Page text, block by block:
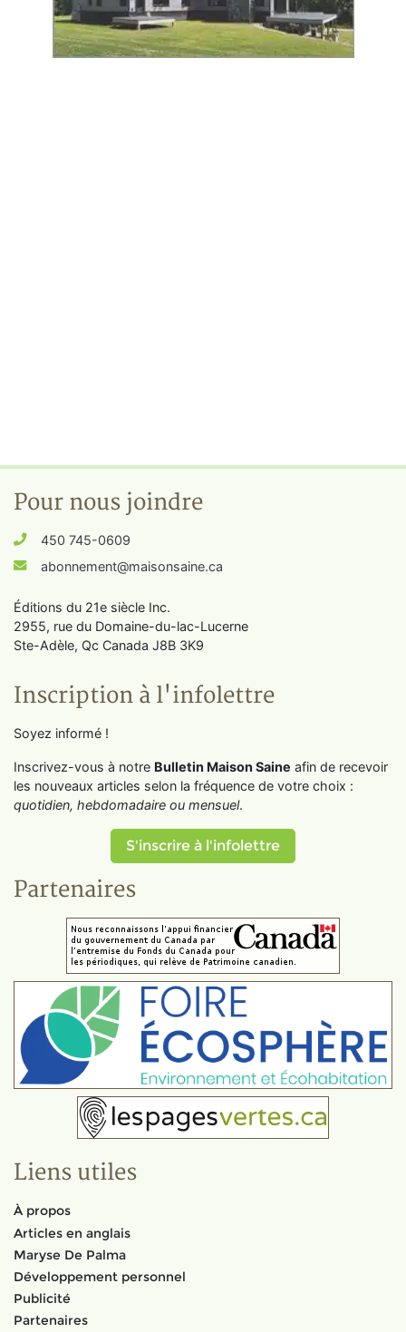
Pour nous joindre
450 745-0609
abonnement@maisonsaine.ca
Éditions du 21e siècle Inc.
2955, rue du Domaine-du-lac-Lucerne
Ste-Adèle, Qc Canada J8B 3K9
Inscription à l'infolettre
Soyez informé !
Inscrivez-vous à notre Bulletin Maison Saine afin de recevoir
les nouveaux articles selon la fréquence de votre choix :
quotidien, hebdomadaire ou mensuel.
S'inscrire à l'infolettre
Partenaires
Liens utiles
À propos
Articles en anglais
Maryse De Palma
Développement personnel
Publicité
Partenaires